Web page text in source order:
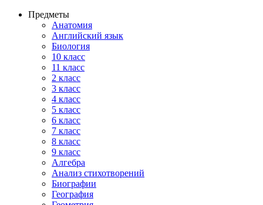
Предметы
Анатомия
Английский язык
Биология
10 класс
11 класс
2 класс
3 класс
4 класс
5 класс
6 класс
7 класс
8 класс
9 класс
Алгебра
Анализ стихотворений
Биографии
География